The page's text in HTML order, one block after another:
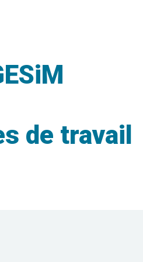
de travail